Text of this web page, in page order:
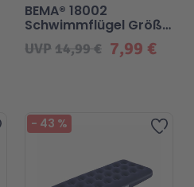
7,99 €
UVP14,99 €
BEMA® 18002
Schwimmflügel Größe
01
Zur Wunschliste hinzufügen Zur
- 43 %